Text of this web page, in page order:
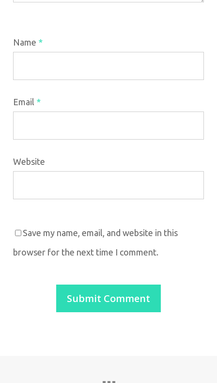
Name *
Email *
Website
Save my name, email, and website in this
browser for the next time I comment.